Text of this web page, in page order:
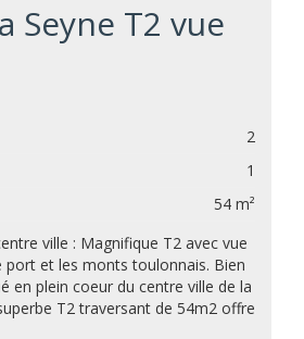
Seyne T2 vue
2
1
54 m²
ville : Magnifique T2 avec vue
port et les monts toulonnais. Bien
en plein coeur du centre ville de la
T2 traversant de 54m2 offre